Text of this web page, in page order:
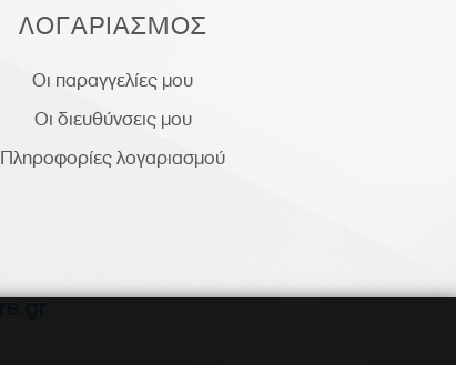
ΛΟΓΑΡΙΑΣΜΟΣ
Οι παραγγελίες μου
Οι διευθύνσεις μου
Πληροφορίες λογαριασμού